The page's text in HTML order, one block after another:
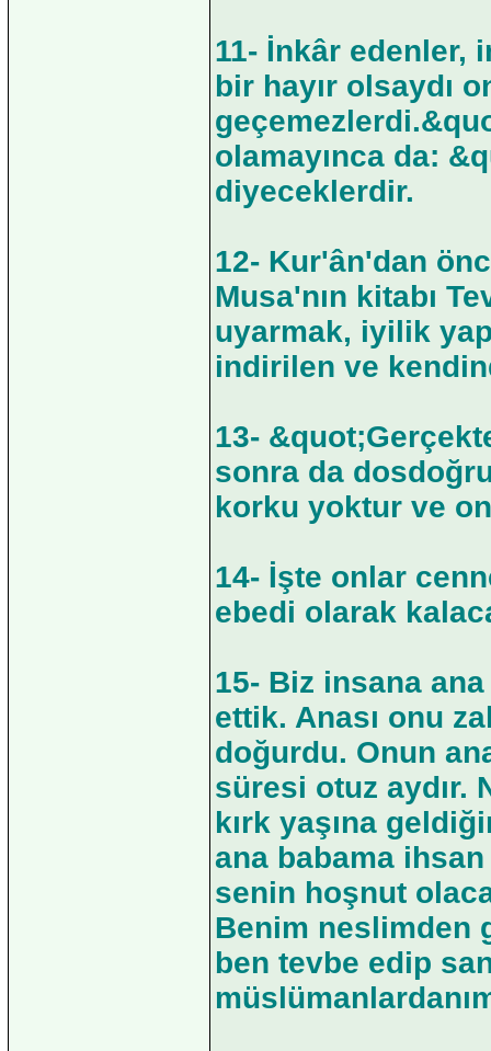
11- İnkâr edenler,
bir hayır olsaydı
olamayınca da:
diyeceklerdir.
12- Kur'ân'dan
Musa'nın kitabı
uyarmak, iyilik
indirilen ve
13-
sonra da
korku yoktur ve
14- İşte onlar
ebedi olarak
15- Biz insana
ettik. Anası onu
doğurdu. Onun
süresi otuz aydır.
kırk yaşına
ana babama
senin hoşnut
Benim neslimden
ben tevbe edip